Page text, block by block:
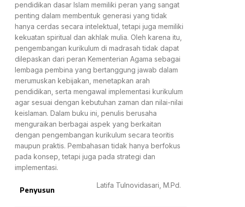
pendidikan dasar Islam memiliki peran yang sangat
penting dalam membentuk generasi yang tidak
hanya cerdas secara intelektual, tetapi juga memiliki
kekuatan spiritual dan akhlak mulia. Oleh karena itu,
pengembangan kurikulum di madrasah tidak dapat
dilepaskan dari peran Kementerian Agama sebagai
lembaga pembina yang bertanggung jawab dalam
merumuskan kebijakan, menetapkan arah
pendidikan, serta mengawal implementasi kurikulum
agar sesuai dengan kebutuhan zaman dan nilai-nilai
keislaman. Dalam buku ini, penulis berusaha
menguraikan berbagai aspek yang berkaitan
dengan pengembangan kurikulum secara teoritis
maupun praktis. Pembahasan tidak hanya berfokus
pada konsep, tetapi juga pada strategi dan
implementasi.
Penyusun
Latifa Tulnovidasari, M.Pd.